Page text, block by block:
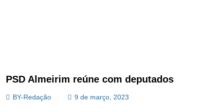
PSD Almeirim reúne com deputados
BY-Redação 9 de março, 2023